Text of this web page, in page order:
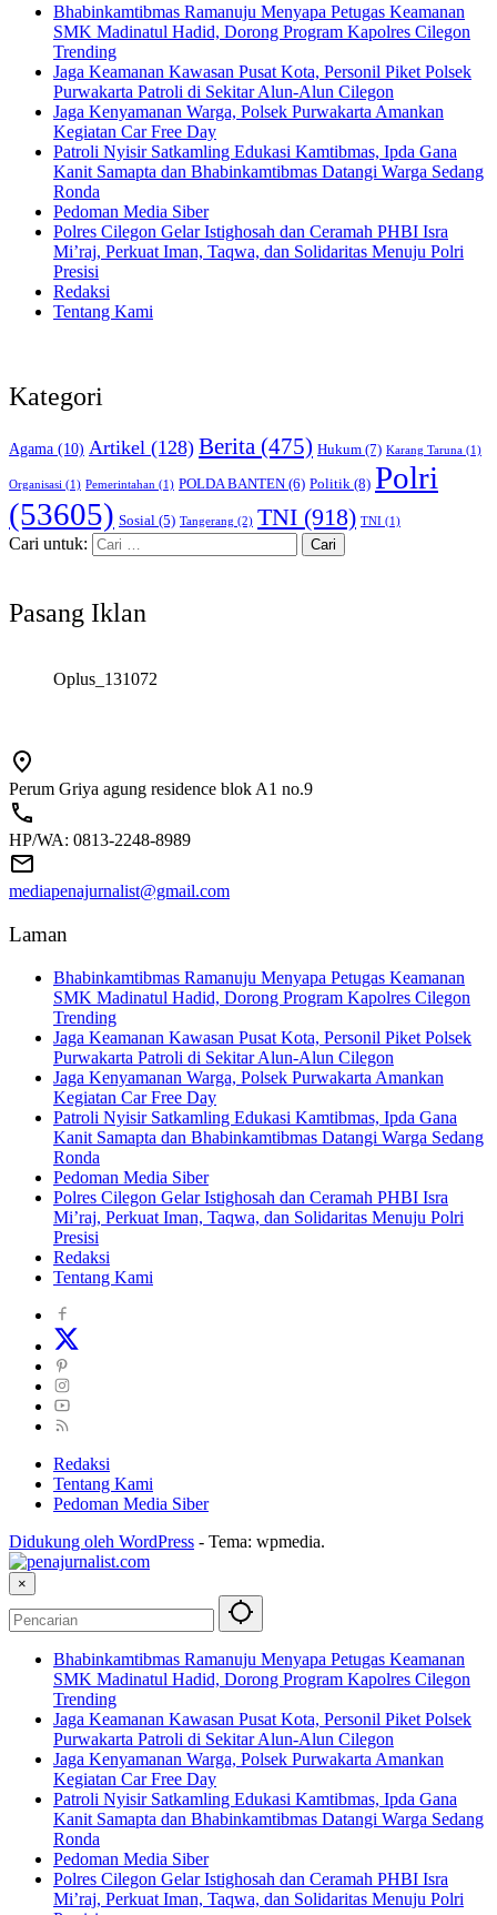
Bhabinkamtibmas Ramanuju Menyapa Petugas Keamanan
SMK Madinatul Hadid, Dorong Program Kapolres Cilegon
Trending
Jaga Keamanan Kawasan Pusat Kota, Personil Piket Polsek
Purwakarta Patroli di Sekitar Alun-Alun Cilegon
Jaga Kenyamanan Warga, Polsek Purwakarta Amankan
Kegiatan Car Free Day
Patroli Nyisir Satkamling Edukasi Kamtibmas, Ipda Gana
Kanit Samapta dan Bhabinkamtibmas Datangi Warga Sedang
Ronda
Pedoman Media Siber
Polres Cilegon Gelar Istighosah dan Ceramah PHBI Isra
Mi’raj, Perkuat Iman, Taqwa, dan Solidaritas Menuju Polri
Presisi
Redaksi
Tentang Kami
Kategori
Agama (10) Artikel (128) Berita (475) Hukum (7) Karang Taruna (1)
Organisasi (1) Pemerintahan (1) POLDA BANTEN (6) Politik (8) Polri
(53605) Sosial (5) Tangerang (2) TNI (918) TNI (1)
Cari untuk:
Pasang Iklan
Oplus_131072
Perum Griya agung residence blok A1 no.9
HP/WA: 0813-2248-8989
mediapenajurnalist@gmail.com
Laman
Bhabinkamtibmas Ramanuju Menyapa Petugas Keamanan
SMK Madinatul Hadid, Dorong Program Kapolres Cilegon
Trending
Jaga Keamanan Kawasan Pusat Kota, Personil Piket Polsek
Purwakarta Patroli di Sekitar Alun-Alun Cilegon
Jaga Kenyamanan Warga, Polsek Purwakarta Amankan
Kegiatan Car Free Day
Patroli Nyisir Satkamling Edukasi Kamtibmas, Ipda Gana
Kanit Samapta dan Bhabinkamtibmas Datangi Warga Sedang
Ronda
Pedoman Media Siber
Polres Cilegon Gelar Istighosah dan Ceramah PHBI Isra
Mi’raj, Perkuat Iman, Taqwa, dan Solidaritas Menuju Polri
Presisi
Redaksi
Tentang Kami
Redaksi
Tentang Kami
Pedoman Media Siber
Didukung oleh WordPress - Tema: wpmedia.
×
Bhabinkamtibmas Ramanuju Menyapa Petugas Keamanan
SMK Madinatul Hadid, Dorong Program Kapolres Cilegon
Trending
Jaga Keamanan Kawasan Pusat Kota, Personil Piket Polsek
Purwakarta Patroli di Sekitar Alun-Alun Cilegon
Jaga Kenyamanan Warga, Polsek Purwakarta Amankan
Kegiatan Car Free Day
Patroli Nyisir Satkamling Edukasi Kamtibmas, Ipda Gana
Kanit Samapta dan Bhabinkamtibmas Datangi Warga Sedang
Ronda
Pedoman Media Siber
Polres Cilegon Gelar Istighosah dan Ceramah PHBI Isra
Mi’raj, Perkuat Iman, Taqwa, dan Solidaritas Menuju Polri